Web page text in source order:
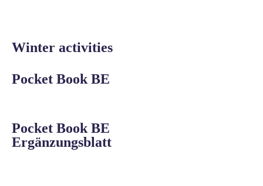
Winter activities
Pocket Book BE
Pocket Book BE
Ergänzungsblatt